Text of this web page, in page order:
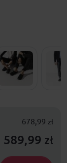
678,99 zł
589,99 zł